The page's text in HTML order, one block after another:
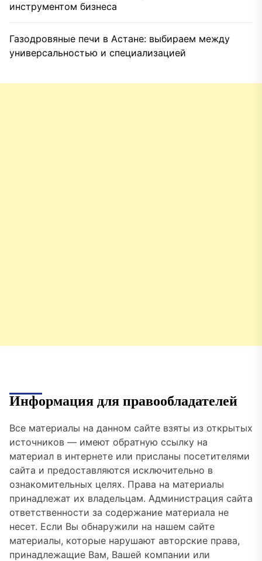
инструментом бизнеса
Газодровяные печи в Астане: выбираем между
универсальностью и специализацией
Информация для правообладателей
Все материалы на данном сайте взяты из открытых
источников — имеют обратную ссылку на
материал в интернете или присланы посетителями
сайта и предоставляются исключительно в
ознакомительных целях. Права на материалы
принадлежат их владельцам. Администрация сайта
ответственности за содержание материала не
несет. Если Вы обнаружили на нашем сайте
материалы, которые нарушают авторские права,
принадлежащие Вам, Вашей компании или